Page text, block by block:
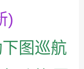
)
图巡航